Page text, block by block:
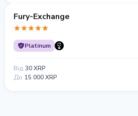
Fury-Exchange
Platinum
Від 30 XRP
До 15 000 XRP